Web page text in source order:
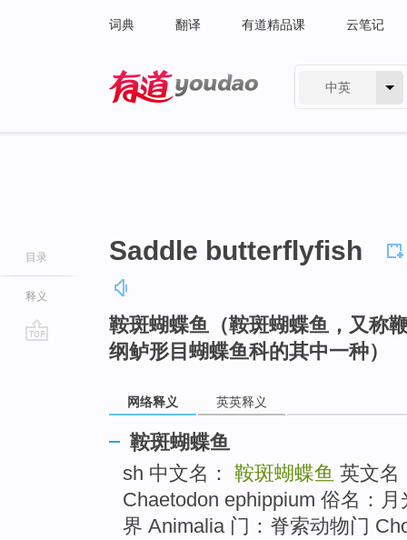
词典 翻译 有道精品课 云笔记
中英
目录
释义
Saddle butterflyfish
鞍斑蝴蝶鱼（鞍斑蝴蝶鱼，又称
纲鲈形目蝴蝶鱼科的其中一种）
网络释义 英英释义
鞍斑蝴蝶鱼
sh 中文名： 鞍斑蝴蝶鱼 英文
Chaetodon ephippium 俗名：
界 Animalia 门：脊索动物门